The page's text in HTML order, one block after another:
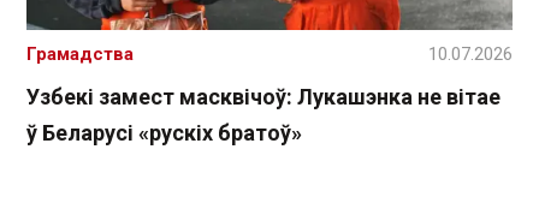
Узбекі замест масквічоў: Лукашэнка не вітае
ў Беларусі «рускіх братоў»
Грамадства 10.07.2026